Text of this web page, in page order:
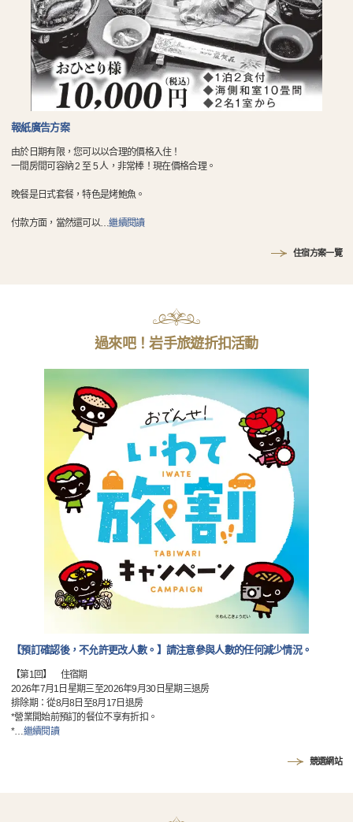
報紙廣告方案
由於日期有限，您可以以合理的價格入住！
一間房間可容納 2 至 5 人，非常棒！現在價格合理。
晚餐是日式套餐，特色是烤鮑魚。
付款方面，當然還可以…繼續閱讀
住宿方案一覽
過來吧！岩手旅遊折扣活動
【預訂確認後，不允許更改人數。】請注意參與人數的任何減少情況。
【第1回】 住宿期
2026年7月1日星期三至2026年9月30日星期三退房
排除期：從8月8日至8月17日退房
*營業開始前預訂的餐位不享有折扣。
*…繼續閱讀
競選網站